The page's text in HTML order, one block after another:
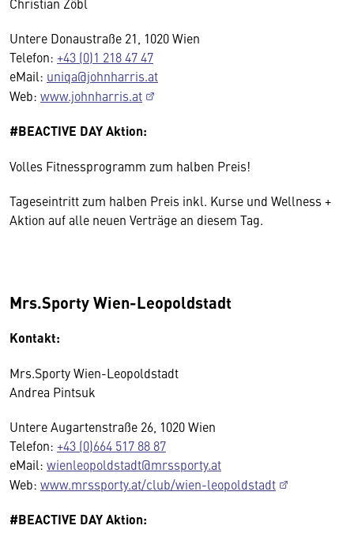
Christian Zöbl
Untere Donaustraße 21, 1020 Wien
Telefon: +43 (0)1 218 47 47
eMail: uniqa@johnharris.at
Web: www.johnharris.at
#BEACTIVE DAY Aktion:
Volles Fitnessprogramm zum halben Preis!
Tageseintritt zum halben Preis inkl. Kurse und Wellness +
Aktion auf alle neuen Verträge an diesem Tag.
Mrs.Sporty Wien-Leopoldstadt
Kontakt:
Mrs.Sporty Wien-Leopoldstadt
Andrea Pintsuk
Untere Augartenstraße 26, 1020 Wien
Telefon: +43 (0)664 517 88 87
eMail: wienleopoldstadt@mrssporty.at
Web: www.mrssporty.at/club/wien-leopoldstadt
#BEACTIVE DAY Aktion: